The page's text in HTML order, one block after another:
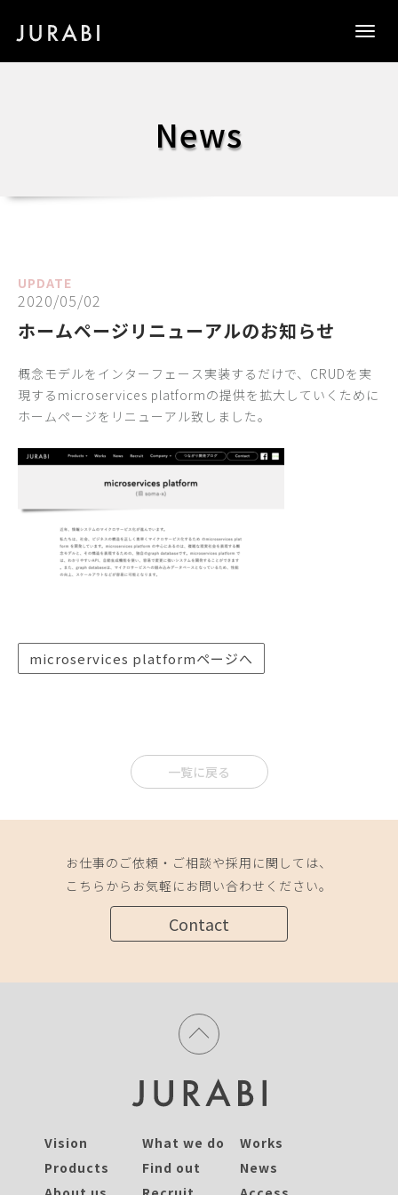
News
UPDATE
2020/05/02
ホームページリニューアルのお知らせ
概念モデルをインターフェース実装するだけで、CRUDを実
現するmicroservices platformの提供を拡大していくために
ホームページをリニューアル致しました。
microservices platformページへ
一覧に戻る
お仕事のご依頼・ご相談や採用に関しては、
こちらからお気軽にお問い合わせください。
Contact
Vision What we do
Works
Products
Find out
News